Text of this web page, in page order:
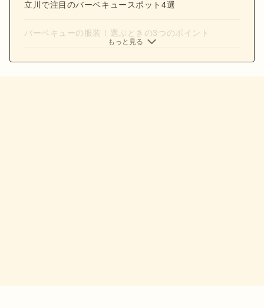
立川で注目のバーベキュースポット4選
バーベキューの服装！選ぶときの3つのポイント
もっと見る